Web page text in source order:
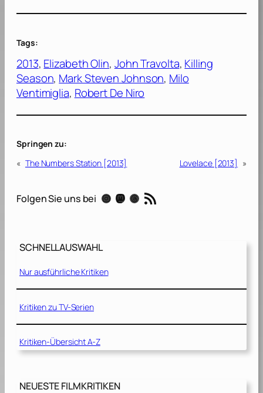
Tags:
2013, Elizabeth Olin, John Travolta, Killing
Season, Mark Steven Johnson, Milo
Ventimiglia, Robert De Niro
Springen zu:
« The Numbers Station [2013] Lovelace [2013] »
Folgen Sie uns bei Instagram Mastodon Threads RSS-Feed
SCHNELLAUSWAHL
Nur ausführliche Kritiken
Kritiken zu TV-Serien
Kritiken-Übersicht A-Z
NEUESTE FILMKRITIKEN